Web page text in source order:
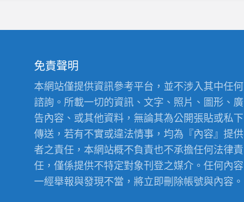
免責聲明
本網站僅提供資訊參考平台，並不涉入其中任何
諮詢。所載一切的資訊、文字、照片、圖形、廣
告內容、或其他資料，無論其為公開張貼或私下
傳送，若有不實或違法情事，均為『內容』提供
者之責任，本網站概不負責也不承擔任何法律責
任，僅係提供不特定對象刊登之媒介。任何內容
一經舉報與發現不當，將立即刪除帳號與內容。